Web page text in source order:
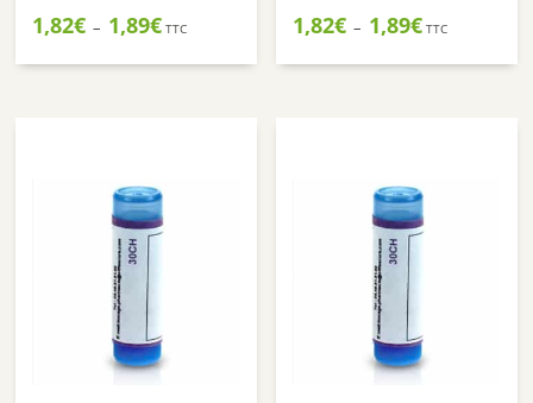
1,82€ – 1,89€Plage
prix :
TTC 1,82€ – 1,89€Plage
prix :
TTC